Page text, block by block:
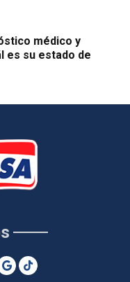
médico y
es su estado de